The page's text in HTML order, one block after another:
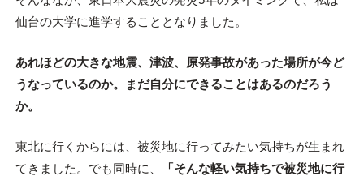
仙台の大学に進学することとなりました。
あれほどの大きな地震、津波、原発事故があった場所が今ど
うなっているのか。まだ自分にできることはあるのだろう
か。
東北に行くからには、被災地に行ってみたい気持ちが生まれ
てきました。でも同時に、
「そんな軽い気持ちで被災地に行